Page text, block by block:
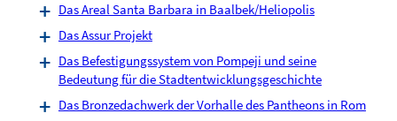
Das Areal Santa Barbara in Baalbek/Heliopolis
Das Assur Projekt
Das Befestigungssystem von Pompeji und seine
Bedeutung für die Stadtentwicklungsgeschichte
Das Bronzedachwerk der Vorhalle des Pantheons in Rom